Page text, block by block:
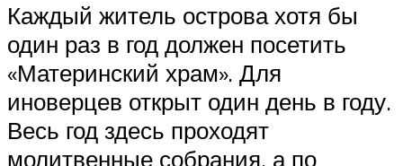
Каждый житель острова хотя бы
один раз в год должен посетить
«Материнский храм». Для
иноверцев открыт один день в году.
Весь год здесь проходят
молитвенные собрания, а по